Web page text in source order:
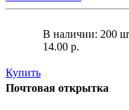
В наличии: 200
14.00 р.
Купить
Почтовая открытка